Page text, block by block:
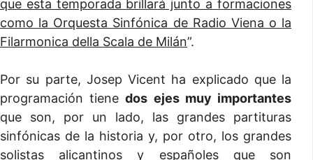
que esta temporada brillará junto a formaciones
como la Orquesta Sinfónica de Radio Viena o la
Filarmonica della Scala de Milán”.
Por su parte, Josep Vicent ha explicado que la
programación tienedos ejes muy importantes
que son, por un lado, las grandes partituras
sinfónicas de la historia y, por otro, los grandes
solistas alicantinos y españoles que son